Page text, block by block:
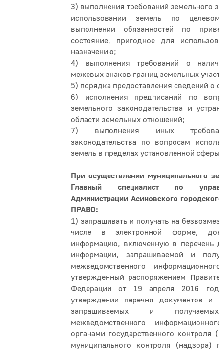
3) выполнения требований земельного
использовании земель по
выполнении обязанностей по
состояние, пригодное для
назначению;
4) выполнения требований о
межевых знаков границ земельных
5) порядка предоставления сведений о
6) исполнения предписаний по
земельного законодательства и
области земельных отношений;
7) выполнения иных
законодательства по вопросам
земель в пределах установленной
При осуществлении муниципального
Главный специалист по
Администрации Асиновского
ПРАВО:
1) запрашивать и получать на
числе в электронной форме,
информацию, включенную в перечень
информации, запрашиваемой и
межведомственного
утвержденный распоряжением
Федерации от 19 апреля 2016
утверждении перечня документов
запрашиваемых и
межведомственного
органами государственного контроля
муниципального контроля (надзора)